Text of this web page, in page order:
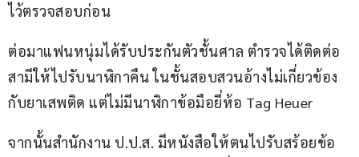
ไว้ตรวจสอบก่อน
ต่อมาแฟนหนุ่มได้รับประกันตัวชั้นศาล ตำรวจได้ติดต่อ
สามีให้ไปรับนาฬิกาคืน ในชั้นสอบสวนอ้างไม่เกี่ยวข้อง
กับยาเสพติด แต่ไม่มีนาฬิกาข้อมือยี่ห้อ Tag Heuer
จากนั้นสำนักงาน ป.ป.ส. มีหนังสือให้ตนไปรับสร้อยข้อ